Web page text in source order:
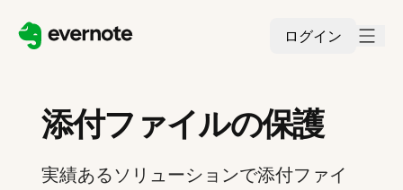
ログイン
添付ファイルの保護
実績あるソリューションで添付ファイ